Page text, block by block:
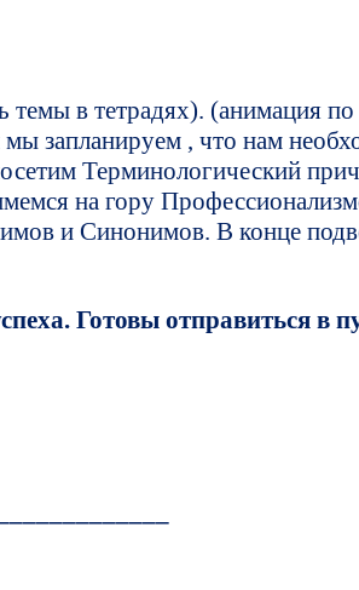
темы в тетрадях). (анимация
запланируем , что нам
Терминологический
на гору
и Синонимов. В конце
Готовы отправиться в